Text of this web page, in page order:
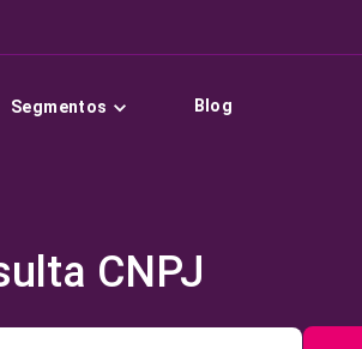
Segmentos Blog
CNPJ